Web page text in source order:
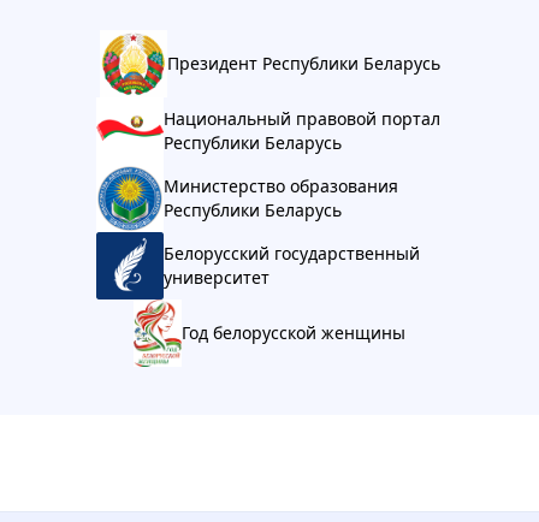
Президент Республики Беларусь
Национальный правовой портал
Республики Беларусь
Министерство образования
Республики Беларусь
Белорусский государственный
университет
Год белорусской женщины